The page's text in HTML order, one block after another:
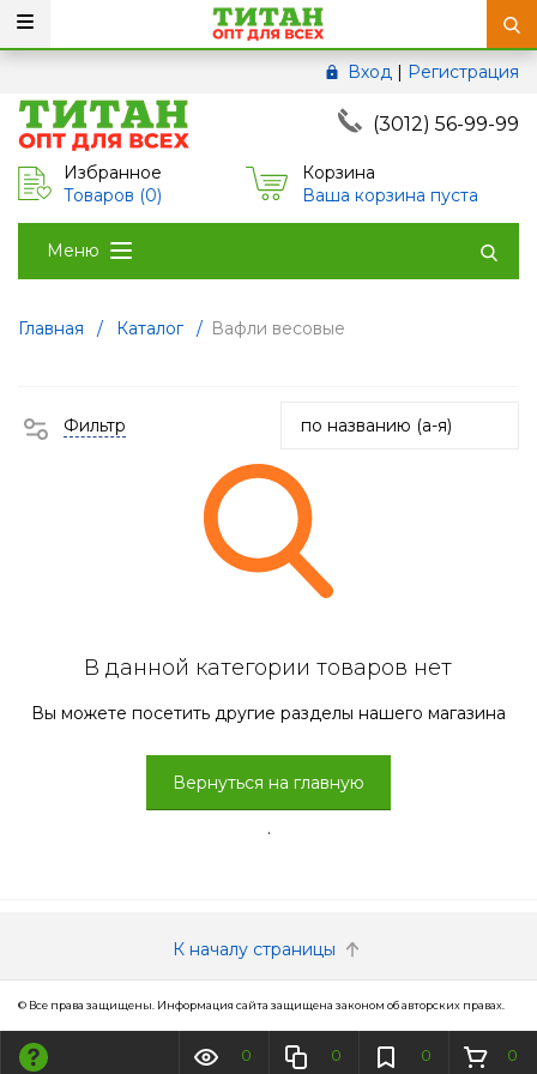
0 0 0 0
Вход | Регистрация
(3012) 56-99-99
Избранное
Товаров (0)
Корзина
Ваша корзина пуста
Меню
Главная / Каталог / Вафли весовые
Фильтр
В данной категории товаров нет
Вы можете посетить другие разделы нашего магазина
Вернуться на главную
.
К началу страницы
© Все права защищены. Информация сайта защищена законом об авторских правах.